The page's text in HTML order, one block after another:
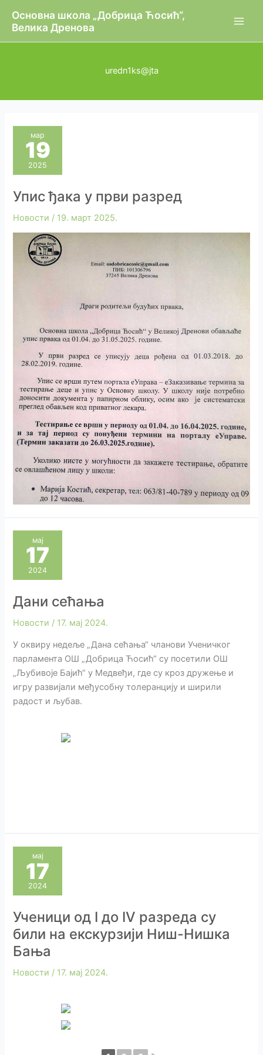
садржај
Oсновна школа „Добрица Ћосић“,
Велика Дренова
uredn1ks@jta
мар
19
2025
Упис ђака у први разред
Новости / 19. март 2025.
мај
17
2024
Дани сећања
Новости / 17. мај 2024.
У оквиру недеље „Дана сећања“ чланови Ученичког
парламента ОШ „Добрица Ћосић“ су посетили ОШ
„Љубивоје Бајић“ у Медвеђи, где су кроз дружење и
игру развијали међусобну толеранцију и ширили
радост и љубав.
мај
17
2024
Ученици од I до IV разреда су
били на екскурзији Ниш-Нишка
Бања
Новости / 17. мај 2024.